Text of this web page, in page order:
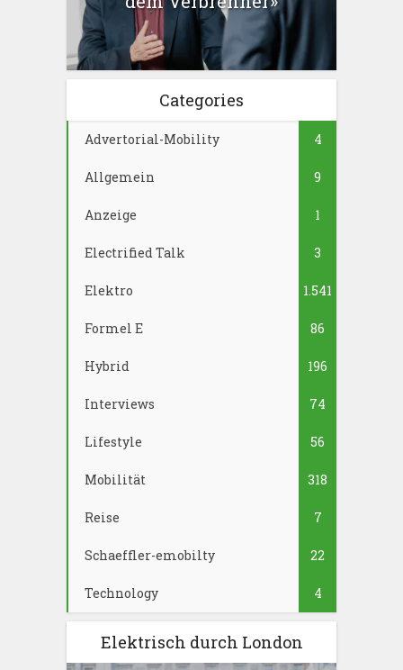
Categories
Advertorial-Mobility 4
Allgemein 9
Anzeige 1
Electrified Talk 3
Elektro 1.541
Formel E 86
Hybrid 196
Interviews 74
Lifestyle 56
Mobilität 318
Reise 7
Schaeffler-emobilty 22
Technology 4
Elektrisch durch London